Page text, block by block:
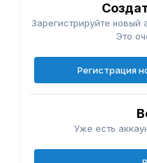
Зарегистрируйте новый
Это
Регистрация
Уже есть